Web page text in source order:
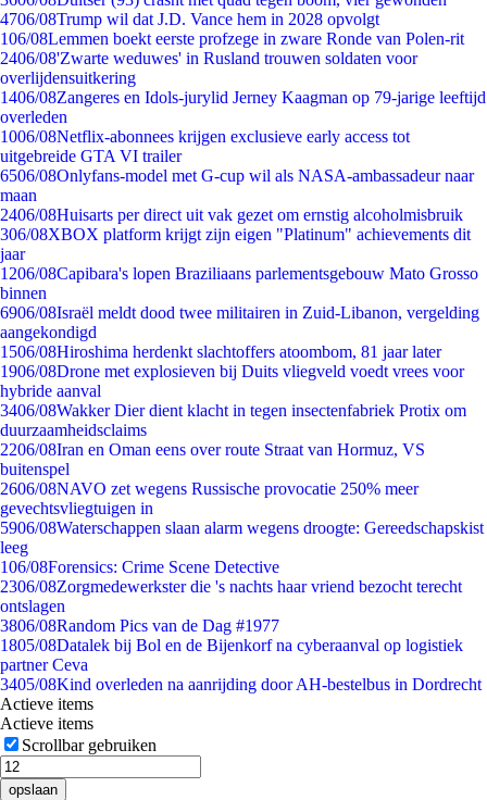
4706/08Trump wil dat J.D. Vance hem in 2028 opvolgt
106/08Lemmen boekt eerste profzege in zware Ronde van Polen-rit
2406/08'Zwarte weduwes' in Rusland trouwen soldaten voor
overlijdensuitkering
1406/08Zangeres en Idols-jurylid Jerney Kaagman op 79-jarige leeftijd
overleden
1006/08Netflix-abonnees krijgen exclusieve early access tot
uitgebreide GTA VI trailer
6506/08Onlyfans-model met G-cup wil als NASA-ambassadeur naar
maan
2406/08Huisarts per direct uit vak gezet om ernstig alcoholmisbruik
306/08XBOX platform krijgt zijn eigen "Platinum" achievements dit
jaar
1206/08Capibara's lopen Braziliaans parlementsgebouw Mato Grosso
binnen
6906/08Israël meldt dood twee militairen in Zuid-Libanon, vergelding
aangekondigd
1506/08Hiroshima herdenkt slachtoffers atoombom, 81 jaar later
1906/08Drone met explosieven bij Duits vliegveld voedt vrees voor
hybride aanval
3406/08Wakker Dier dient klacht in tegen insectenfabriek Protix om
duurzaamheidsclaims
2206/08Iran en Oman eens over route Straat van Hormuz, VS
buitenspel
2606/08NAVO zet wegens Russische provocatie 250% meer
gevechtsvliegtuigen in
5906/08Waterschappen slaan alarm wegens droogte: Gereedschapskist
leeg
106/08Forensics: Crime Scene Detective
2306/08Zorgmedewerkster die 's nachts haar vriend bezocht terecht
ontslagen
3806/08Random Pics van de Dag #1977
1805/08Datalek bij Bol en de Bijenkorf na cyberaanval op logistiek
partner Ceva
3405/08Kind overleden na aanrijding door AH-bestelbus in Dordrecht
Actieve items
Actieve items
Scrollbar gebruiken
opslaan